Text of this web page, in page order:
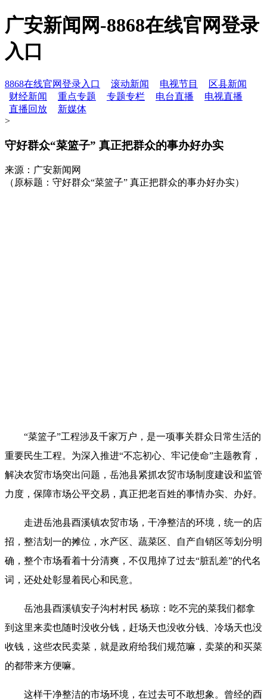
广安新闻网-8868在线官网登录
入口
8868在线官网登录入口 滚动新闻 电视节目
区县新闻
财经新闻
重点专题 专题专栏 电台直播
电视直播
直播回放
新媒体
>
守好群众“菜篮子” 真正把群众的事办好办实
来源：广安新闻网
（原标题：守好群众“菜篮子” 真正把群众的事办好办实）
“菜篮子”工程涉及千家万户，是一项事关群众日常生活的
重要民生工程。为深入推进“不忘初心、牢记使命”主题教育，
解决农贸市场突出问题，岳池县紧抓农贸市场制度建设和监管
力度，保障市场公平交易，真正把老百姓的事情办实、办好。
走进岳池县酉溪镇农贸市场，干净整洁的环境，统一的店
招，整洁划一的摊位，水产区、蔬菜区、自产自销区等划分明
确，整个市场看着十分清爽，不仅甩掉了过去“脏乱差”的代名
词，还处处彰显着民心和民意。
岳池县酉溪镇安子沟村村民 杨琼：吃不完的菜我们都拿
到这里来卖也随时没收分钱，赶场天也没收分钱、冷场天也没
收钱，这些农民卖菜，就是政府给我们规范嘛，卖菜的和买菜
的都带来方便嘛。
这样干净整洁的市场环境，在过去可不敢想象。曾经的酉